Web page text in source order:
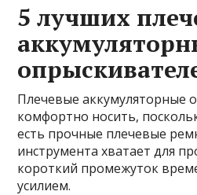
5 лучших
Плечевые аккумуляторные
комфортно носить,
есть прочные плечевые
инструмента хватает для
короткий промежуток
усилием.